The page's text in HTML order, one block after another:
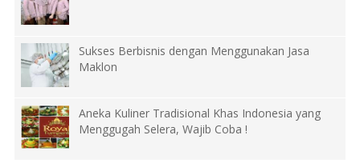
Sukses Berbisnis dengan Menggunakan Jasa
Maklon
Aneka Kuliner Tradisional Khas Indonesia yang
Menggugah Selera, Wajib Coba !